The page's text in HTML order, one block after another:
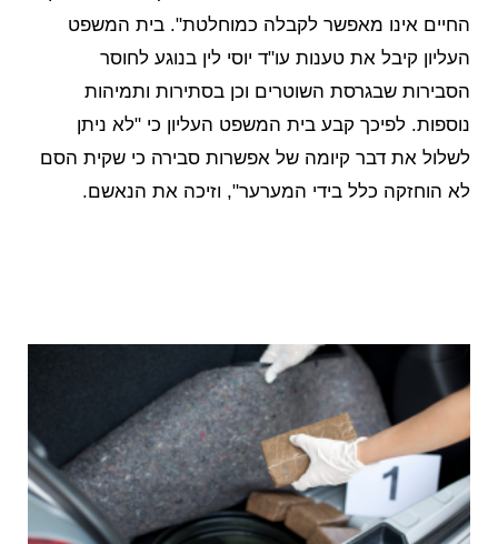
החיים אינו מאפשר לקבלה כמוחלטת". בית המשפט
העליון קיבל את טענות עו"ד יוסי לין בנוגע לחוסר
הסבירות שבגרסת השוטרים וכן בסתירות ותמיהות
נוספות. לפיכך קבע בית המשפט העליון כי "לא ניתן
לשלול את דבר קיומה של אפשרות סבירה כי שקית הסם
לא הוחזקה כלל בידי המערער", וזיכה את הנאשם.